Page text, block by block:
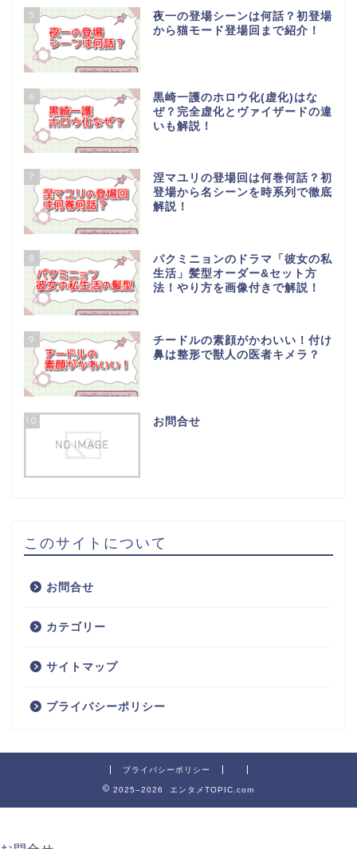
5
夜一の登場シーンは何話？初登場
から猫モード登場回まで紹介！
6
黒崎一護のホロウ化(虚化)はな
ぜ？完全虚化とヴァイザードの違
いも解説！
7
涅マユリの登場回は何巻何話？初
登場から名シーンを時系列で徹底
解説！
8
パクミニョンのドラマ「彼女の私
生活」髪型オーダー&セット方
法！やり方を画像付きで解説！
9
チードルの素顔がかわいい！付け
鼻は整形で獣人の医者キメラ？
10 お問合せ
このサイトについて
お問合せ
カテゴリー
サイトマップ
プライバシーポリシー
プライバシーポリシー
2025–2026 エンタメTOPIC.com